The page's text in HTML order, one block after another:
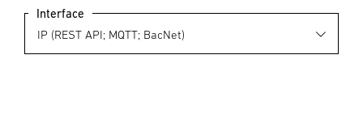
Interface